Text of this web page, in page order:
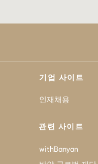
기업 사이트
인재채용
관련 사이트
withBanyan